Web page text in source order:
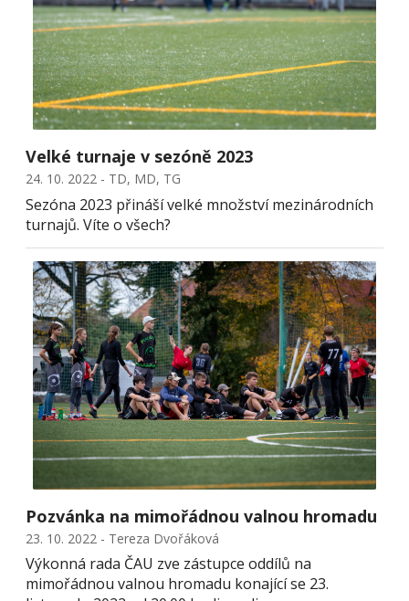
Velké turnaje v sezóně 2023
24. 10. 2022 - TD, MD, TG
Sezóna 2023 přináší velké množství mezinárodních
turnajů. Víte o všech?
Pozvánka na mimořádnou valnou hromadu
23. 10. 2022 - Tereza Dvořáková
Výkonná rada ČAU zve zástupce oddílů na
mimořádnou valnou hromadu konající se 23.